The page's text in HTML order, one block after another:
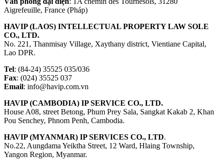
Aigrefeuille, France (Pháp)
HAVIP (LAOS) INTELLECTUAL PROPERTY LAW SOLE
CO., LTD.
No. 221, Thanmisay Village, Xaythany district, Vientiane Capital,
Lao DPR.
Tel: (84-24) 35525 035/036
Fax: (024) 35525 037
Email: info@havip.com.vn
HAVIP (CAMBODIA) IP SERVICE CO., LTD.
House A08, street Betong, Phum Prey Sala, Sangkat Kakab 2, Khan
Pou Senchey, Phnom Penh, Cambodia.
HAVIP (MYANMAR) IP SERVICES CO., LTD.
No.22, Aungdama Yeiktha Street, 12 Ward, Hlaing Township,
Yangon Region, Myanmar.